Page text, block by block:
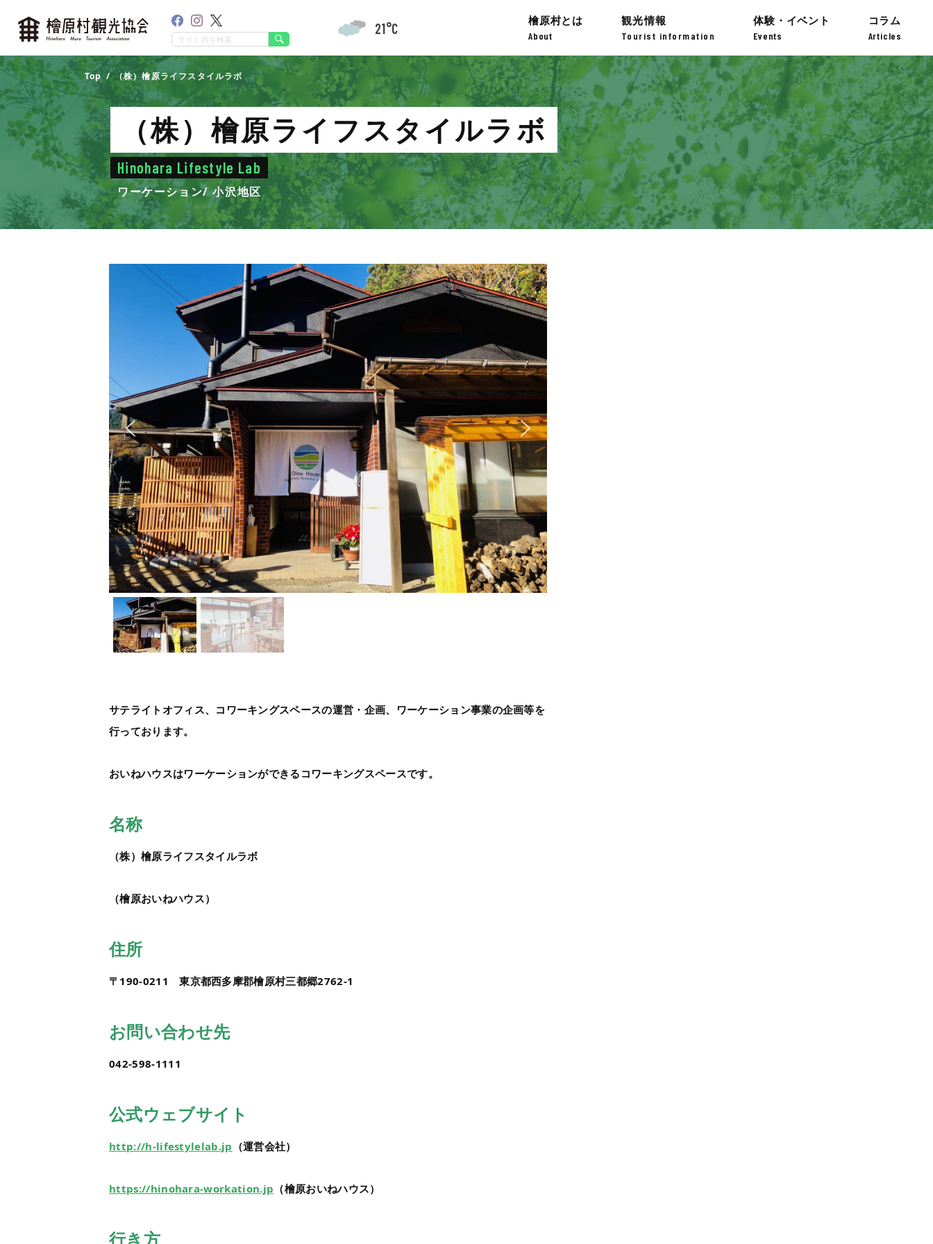
21°C
檜原村とは
About
観光情報
Tourist information
体験・イベント
Events
コラム
Articles
Top （株）檜原ライフスタイルラボ
（株）檜原ライフスタイルラボ
Hinohara Lifestyle Lab
ワーケーション 小沢地区
サテライトオフィス、コワーキングスペースの運営・企画、ワーケーション事業の企画等を
行っております。
おいねハウスはワーケーションができるコワーキングスペースです。
名称
（株）檜原ライフスタイルラボ
（檜原おいねハウス）
住所
〒190-0211 東京都西多摩郡檜原村三都郷2762-1
お問い合わせ先
042-598-1111
公式ウェブサイト
http://h-lifestylelab.jp （運営会社）
https://hinohara-workation.jp （檜原おいねハウス）
行き方